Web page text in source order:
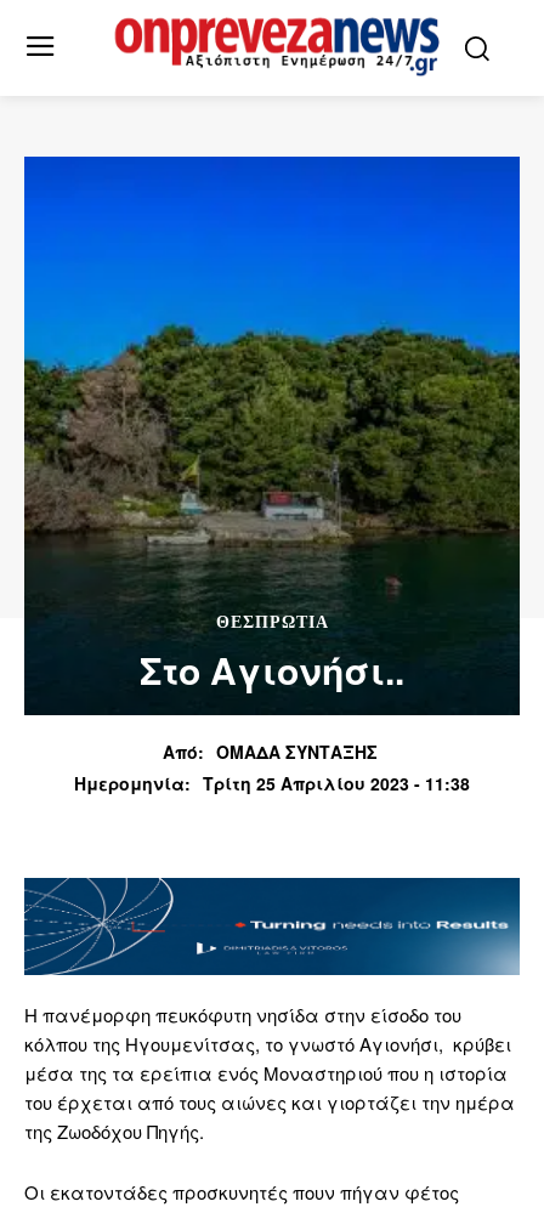
ΘΕΣΠΡΩΤΙΑ
Στο Αγιονήσι..
Από: ΟΜΑΔΑ ΣΥΝΤΑΞΗΣ
Ημερομηνία: Τρίτη 25 Απριλίου 2023 - 11:38
Η πανέμορφη πευκόφυτη νησίδα στην είσοδο του
κόλπου της Ηγουμενίτσας, το γνωστό Αγιονήσι, κρύβει
μέσα της τα ερείπια ενός Μοναστηριού που η ιστορία
του έρχεται από τους αιώνες και γιορτάζει την ημέρα
της Ζωοδόχου Πηγής.
Οι εκατοντάδες προσκυνητές πουν πήγαν φέτος